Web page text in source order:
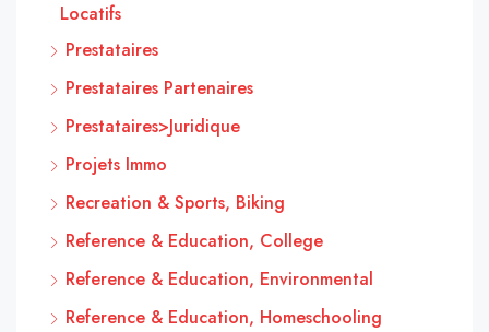
Locatifs
Prestataires
Prestataires Partenaires
Prestataires>Juridique
Projets Immo
Recreation & Sports, Biking
Reference & Education, College
Reference & Education, Environmental
Reference & Education, Homeschooling